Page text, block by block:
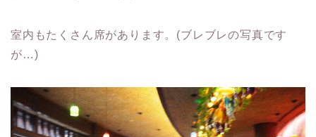
室内もたくさん席があります。(ブレブレの写真です
が…)